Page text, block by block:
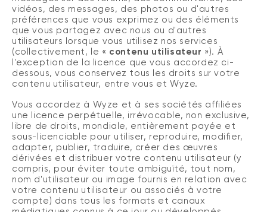
vidéos, des messages, des photos ou d'autres
préférences que vous exprimez ou des éléments
que vous partagez avec nous ou d'autres
utilisateurs lorsque vous utilisez nos services
(collectivement, le « contenu utilisateur »). À
l'exception de la licence que vous accordez ci-
dessous, vous conservez tous les droits sur votre
contenu utilisateur, entre vous et Wyze.
Vous accordez à Wyze et à ses sociétés affiliées
une licence perpétuelle, irrévocable, non exclusive,
libre de droits, mondiale, entièrement payée et
sous-licenciable pour utiliser, reproduire, modifier,
adapter, publier, traduire, créer des œuvres
dérivées et distribuer votre contenu utilisateur (y
compris, pour éviter toute ambiguïté, tout nom,
nom d'utilisateur ou image fournis en relation avec
votre contenu utilisateur ou associés à votre
compte) dans tous les formats et canaux